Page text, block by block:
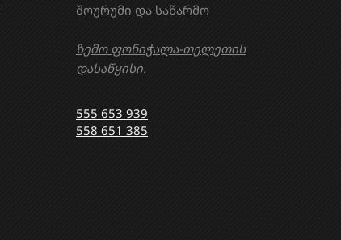
შოურუმი და საწარმო
ზემო ფონიჭალა-თელეთის
დასაწყისი.
555 653 939
558 651 385